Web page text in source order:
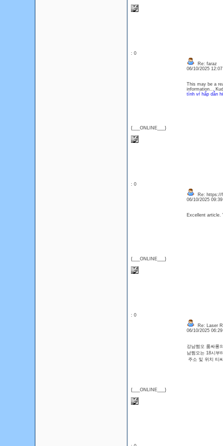
: 0
{___ONLINE___}
Re: faraz
06/10/2025
This may be a
information…
tính vŕ hấp dẫn
: 0
{___ONLINE___}
Re: https://
06/10/2025
Excellent
: 0
{___ONLINE___}
Re: Laser
06/10/2025
강남쩜오 룸싸롱
남쩜오는 18시부
주소 및 위치